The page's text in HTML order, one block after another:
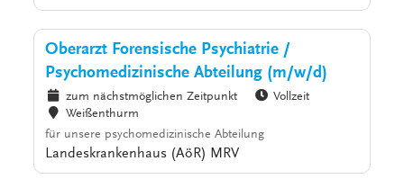
Oberarzt Forensische Psychiatrie /
Psychomedizinische Abteilung (m/w/d)
zum nächstmöglichen Zeitpunkt
Vollzeit
Weißenthurm
für unsere psychomedizinische Abteilung
Landeskrankenhaus (AöR) MRV